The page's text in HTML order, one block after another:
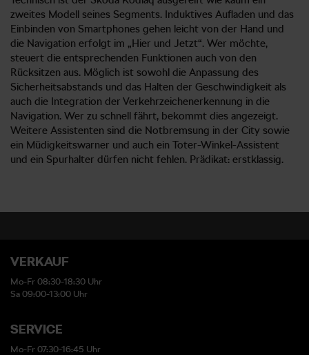
zweites Modell seines Segments. Induktives Aufladen und das
Einbinden von Smartphones gehen leicht von der Hand und
die Navigation erfolgt im „Hier und Jetzt“. Wer möchte,
steuert die entsprechenden Funktionen auch von den
Rücksitzen aus. Möglich ist sowohl die Anpassung des
Sicherheitsabstands und das Halten der Geschwindigkeit als
auch die Integration der Verkehrzeichenerkennung in die
Navigation. Wer zu schnell fährt, bekommt dies angezeigt.
Weitere Assistenten sind die Notbremsung in der City sowie
ein Müdigkeitswarner und auch ein Toter-Winkel-Assistent
und ein Spurhalter dürfen nicht fehlen. Prädikat: erstklassig.
VERKAUF
Mo-Fr 08:30-18:30 Uhr
Sa 09:00-13:00 Uhr
SERVICE
Mo-Fr 07:30-16:45 Uhr